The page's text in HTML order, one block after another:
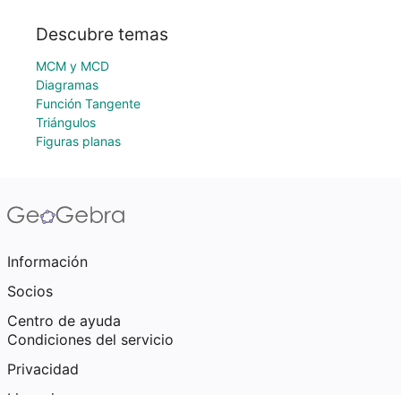
Descubre temas
MCM y MCD
Diagramas
Función Tangente
Triángulos
Figuras planas
Información
Socios
Centro de ayuda
Condiciones del servicio
Privacidad